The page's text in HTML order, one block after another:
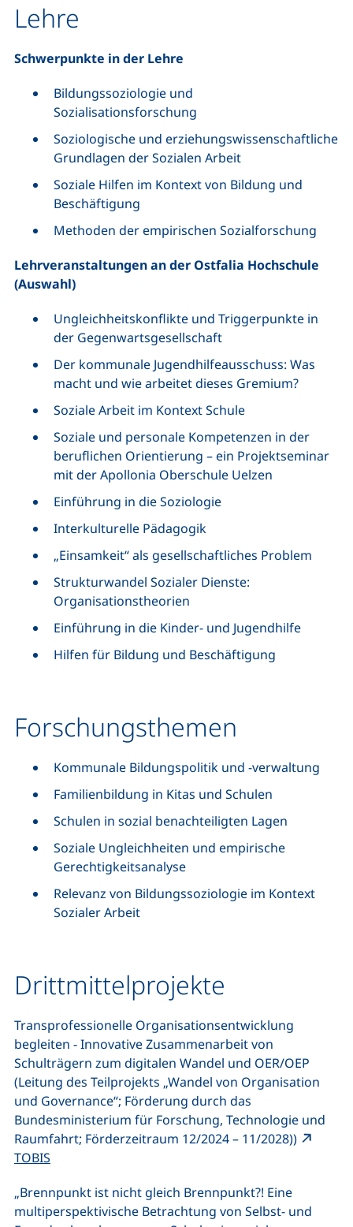
Lehre
Schwerpunkte in der Lehre
Bildungssoziologie und
Sozialisationsforschung
Soziologische und erziehungswissenschaftliche
Grundlagen der Sozialen Arbeit
Soziale Hilfen im Kontext von Bildung und
Beschäftigung
Methoden der empirischen Sozialforschung
Lehrveranstaltungen an der Ostfalia Hochschule
(Auswahl)
Ungleichheitskonflikte und Triggerpunkte in
der Gegenwartsgesellschaft
Der kommunale Jugendhilfeausschuss: Was
macht und wie arbeitet dieses Gremium?
Soziale Arbeit im Kontext Schule
Soziale und personale Kompetenzen in der
beruflichen Orientierung – ein Projektseminar
mit der Apollonia Oberschule Uelzen
Einführung in die Soziologie
Interkulturelle Pädagogik
„Einsamkeit“ als gesellschaftliches Problem
Strukturwandel Sozialer Dienste:
Organisationstheorien
Einführung in die Kinder- und Jugendhilfe
Hilfen für Bildung und Beschäftigung
Forschungsthemen
Kommunale Bildungspolitik und -verwaltung
Familienbildung in Kitas und Schulen
Schulen in sozial benachteiligten Lagen
Soziale Ungleichheiten und empirische
Gerechtigkeitsanalyse
Relevanz von Bildungssoziologie im Kontext
Sozialer Arbeit
Drittmittelprojekte
Transprofessionelle Organisationsentwicklung
begleiten - Innovative Zusammenarbeit von
Schulträgern zum digitalen Wandel und OER/OEP
(Leitung des Teilprojekts „Wandel von Organisation
und Governance“; Förderung durch das
Bundesministerium für Forschung, Technologie und
Raumfahrt; Förderzeitraum 12/2024 – 11/2028))
TOBIS
„Brennpunkt ist nicht gleich Brennpunkt?! Eine
multiperspektivische Betrachtung von Selbst- und